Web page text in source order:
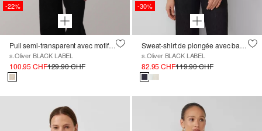
-22%
Pull semi-transparent avec motif ajouré et détails pailletés
s.Oliver BLACK LABEL
100.95 CHF129.90 CHF
-30%
Sweat-shirt de plongée avec bandes contrastées
s.Oliver BLACK LABEL
82.95 CHF119.90 CHF